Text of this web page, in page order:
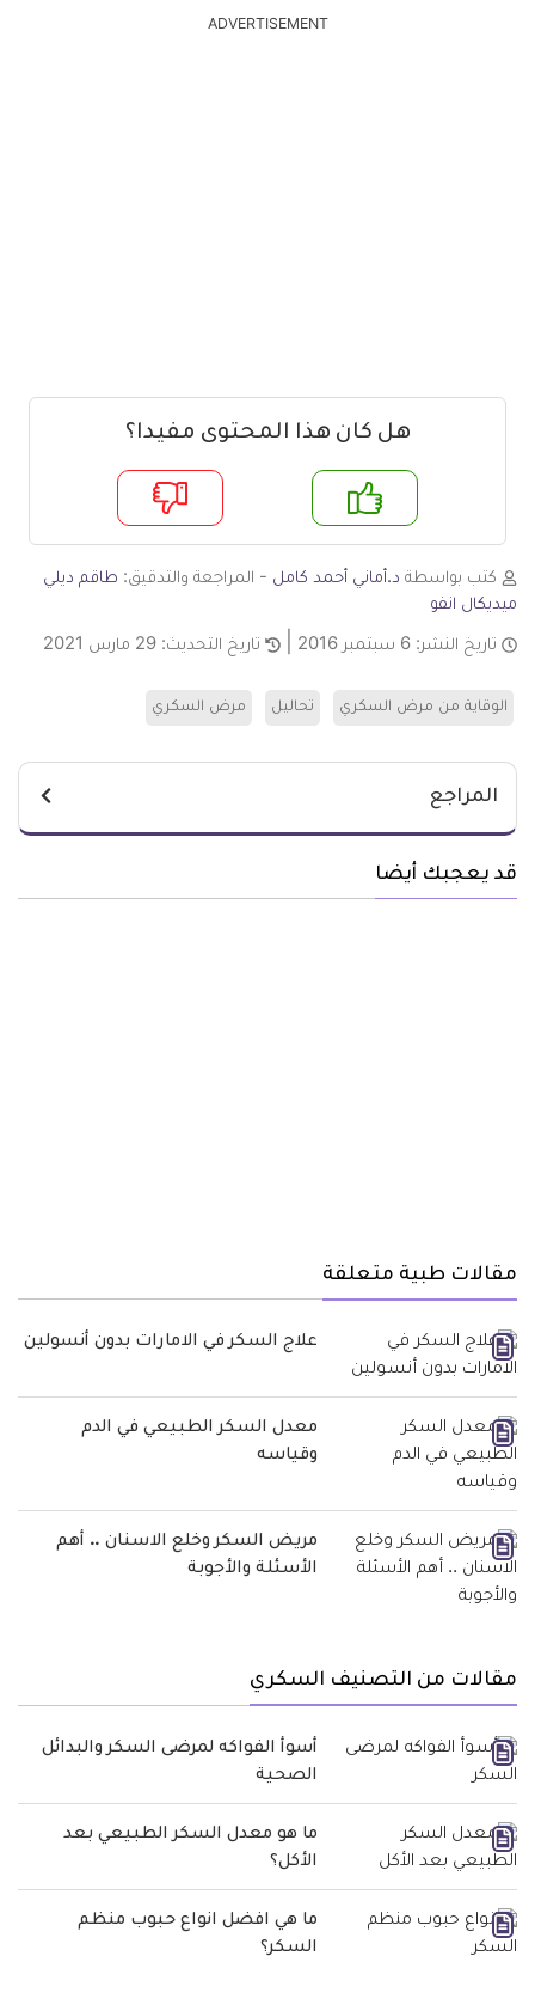
ADVERTISEMENT
هل كان هذا المحتوى مفيدا؟
لا
كتب بواسطة د.أماني أحمد كامل - المراجعة والتدقيق: طاقم ديلي
ميديكال انفو
تاريخ النشر: 6 سبتمبر 2016 تاريخ التحديث: 29 مارس 2021
الوقاية من مرض السكري تحاليل مرض السكري
المراجع
قد يعجبك أيضا
مقالات طبية متعلقة
علاج السكر في الامارات بدون أنسولين
معدل السكر الطبيعي في الدم
وقياسه
مريض السكر وخلع الاسنان .. أهم
الأسئلة والأجوبة
مقالات من التصنيف السكري
أسوأ الفواكه لمرضى السكر والبدائل
الصحية
ما هو معدل السكر الطبيعي بعد
الأكل؟
ما هي افضل انواع حبوب منظم
السكر؟